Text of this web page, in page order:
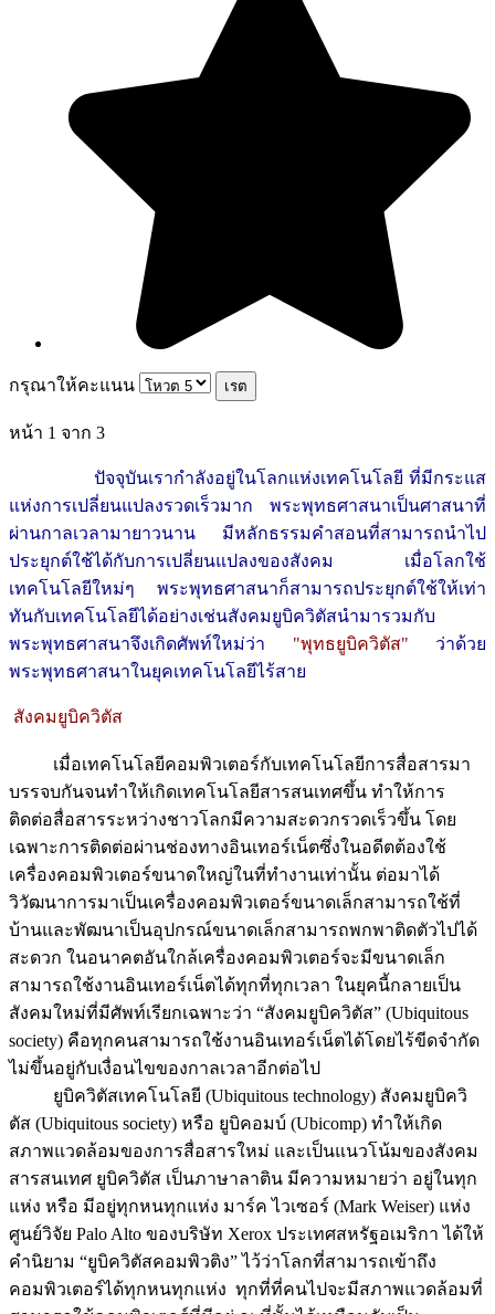
กรุณาให้คะแนน
หน้า 1 จาก 3
ปัจจุบันเรากำลังอยู่ในโลกแห่งเทคโนโลยี ที่มีกระแส
แห่งการเปลี่ยนแปลงรวดเร็วมาก พระพุทธศาสนาเป็นศาสนาที่
ผ่านกาลเวลามายาวนาน มีหลักธรรมคำสอนที่สามารถนำไป
ประยุกต์ใช้ได้กับการเปลี่ยนแปลงของสังคม เมื่อโลกใช้
เทคโนโลยีใหม่ๆ พระพุทธศาสนาก็สามารถประยุกต์ใช้ให้เท่า
ทันกับเทคโนโลยีได้อย่างเช่นสังคมยูบิควิตัสนำมารวมกับ
พระพุทธศาสนาจึงเกิดศัพท์ใหม่ว่า "พุทธยูบิควิตัส" ว่าด้วย
พระพุทธศาสนาในยุคเทคโนโลยีไร้สาย
สังคมยูบิควิตัส
เมื่อเทคโนโลยีคอมพิวเตอร์กับเทคโนโลยีการสื่อสารมา
บรรจบกันจนทำให้เกิดเทคโนโลยีสารสนเทศขึ้น ทำให้การ
ติดต่อสื่อสารระหว่างชาวโลกมีความสะดวกรวดเร็วขึ้น โดย
เฉพาะการติดต่อผ่านช่องทางอินเทอร์เน็ตซึ่งในอดีตต้องใช้
เครื่องคอมพิวเตอร์ขนาดใหญ่ในที่ทำงานเท่านั้น ต่อมาได้
วิวัฒนาการมาเป็นเครื่องคอมพิวเตอร์ขนาดเล็กสามารถใช้ที่
บ้านและพัฒนาเป็นอุปกรณ์ขนาดเล็กสามารถพกพาติดตัวไปได้
สะดวก ในอนาคตอันใกล้เครื่องคอมพิวเตอร์จะมีขนาดเล็ก
สามารถใช้งานอินเทอร์เน็ตได้ทุกที่ทุกเวลา ในยุคนี้กลายเป็น
สังคมใหม่ที่มีศัพท์เรียกเฉพาะว่า “สังคมยูบิควิตัส” (Ubiquitous
society) คือทุกคนสามารถใช้งานอินเทอร์เน็ตได้โดยไร้ขีดจำกัด
ไม่ขึ้นอยู่กับเงื่อนไขของกาลเวลาอีกต่อไป
ยูบิควิตัสเทคโนโลยี (Ubiquitous technology) สังคมยูบิควิ
ตัส (Ubiquitous society) หรือ ยูบิคอมบ์ (Ubicomp) ทำให้เกิด
สภาพแวดล้อมของการสื่อสารใหม่ และเป็นแนวโน้มของสังคม
สารสนเทศ ยูบิควิตัส เป็นภาษาลาติน มีความหมายว่า อยู่ในทุก
แห่ง หรือ มีอยู่ทุกหนทุกแห่ง มาร์ค ไวเซอร์ (Mark Weiser) แห่ง
ศูนย์วิจัย Palo Alto ของบริษัท Xerox ประเทศสหรัฐอเมริกา ได้ให้
คำนิยาม “ยูบิควิตัสคอมพิวติง” ไว้ว่าโลกที่สามารถเข้าถึง
คอมพิวเตอร์ได้ทุกหนทุกแห่ง ทุกที่ที่คนไปจะมีสภาพแวดล้อมที่